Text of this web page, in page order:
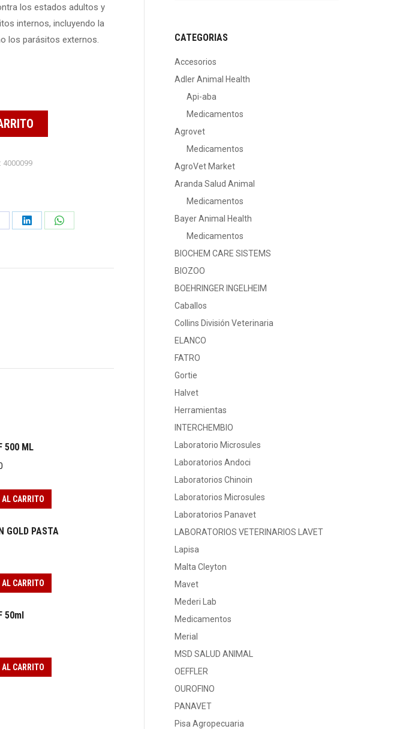
los estados adultos y
internos, incluyendo la
los parásitos externos.
4000099
Share
Share
500 ML
CARRITO
GOLD PASTA
CARRITO
50ml
CARRITO
CATEGORIAS
Accesorios
Adler Animal Health
Api-aba
Medicamentos
Agrovet
Medicamentos
AgroVet Market
Aranda Salud Animal
Medicamentos
Bayer Animal Health
Medicamentos
BIOCHEM CARE SISTEMS
BIOZOO
BOEHRINGER INGELHEIM
Caballos
Collins División Veterinaria
ELANCO
FATRO
Gortie
Halvet
Herramientas
INTERCHEMBIO
Laboratorio Microsules
Laboratorios Andoci
Laboratorios Chinoin
Laboratorios Microsules
Laboratorios Panavet
LABORATORIOS VETERINARIOS LAVET
Lapisa
Malta Cleyton
Mavet
Mederi Lab
Medicamentos
Merial
MSD SALUD ANIMAL
OEFFLER
OUROFINO
PANAVET
Pisa Agropecuaria